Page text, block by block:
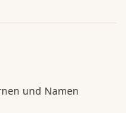
und Namen